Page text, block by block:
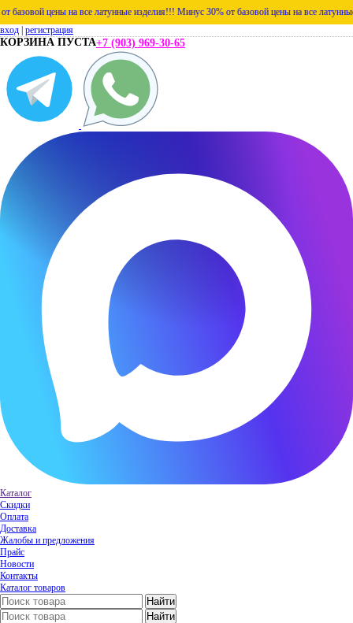
цены на все латунные изделия!!! Минус 30% от базовой цены на все латунные
вход регистрация
КОРЗИНА ПУСТА+7 (903) 969-30-65
Каталог
Скидки
Оплата
Доставка
Жалобы и предложения
Прайс
Новости
Контакты
Каталог товаров